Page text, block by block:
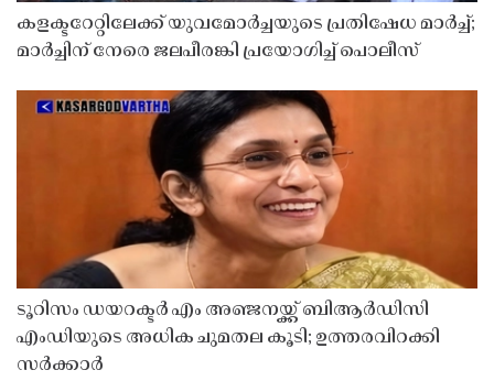
കളക്ടറേറ്റിലേക്ക് യുവമോർച്ചയുടെ പ്രതിഷേധ മാർച്ച്;
മാർച്ചിന് നേരെ ജലപീരങ്കി പ്രയോഗിച്ച് പൊലീസ്
ടൂറിസം ഡയറക്ടർ എം അഞ്ജനയ്ക്ക് ബിആർഡിസി
എംഡിയുടെ അധിക ചുമതല കൂടി; ഉത്തരവിറക്കി
സർക്കാർ